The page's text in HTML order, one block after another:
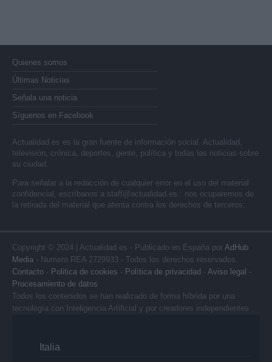
Quienes somos
Últimas Noticias
Señala una noticia
Síguenos en Facebook
Actualidad.es es la gran fuente de información social. Actualidad,
televisión, crónica, deportes, gente, política y todas las noticias sobre
su ciudad.
Para señalar a la redacción de cualquier error en el uso del material
confidencial, escríbanos a staff@actualidad.es : nos ocuparemos de
la retirada del material que atenta contra los derechos de terceros.
Copyright © 2024 | Actualidad.es - Publicado en España por AdHub
Media - Numero REA 2729933 - Todos los derechos reservados.
Contacto - Politica de cookies - Política de privacidad - Aviso legal -
Procesamiento de datos
Todos los contenidos se han realizado de forma híbrida por una
tecnología con Inteligencia Artificial y por creadores independientes
Italia